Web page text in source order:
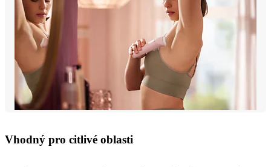
Vhodný pro citlivé oblasti